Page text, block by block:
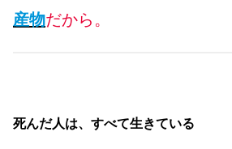
産物だから。
死んだ人は、すべて生きている